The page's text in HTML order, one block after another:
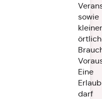
sowie
Eine
darf